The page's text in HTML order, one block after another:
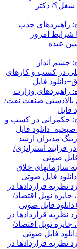
شغل؟/ دکتر
راهبردهای جذب
شرایط امروز
عبده
چشم انداز
در کسب و کارهای
فایل
راهبردهای وزارت
بالادستی صنعت نفت/
فایل
حکمرانی در کسب و
فایل
مدیران ارشد
فرایند استراتژی/
فایل صوتی
سازمانهای خلاق
فایل صوتی
قراردادها در
نوبل اقتصاد/
فایل صوتی
قراردادها در
نوبل اقتصاد/
فایل صوتی
قراردادها در